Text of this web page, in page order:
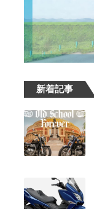
新着記事